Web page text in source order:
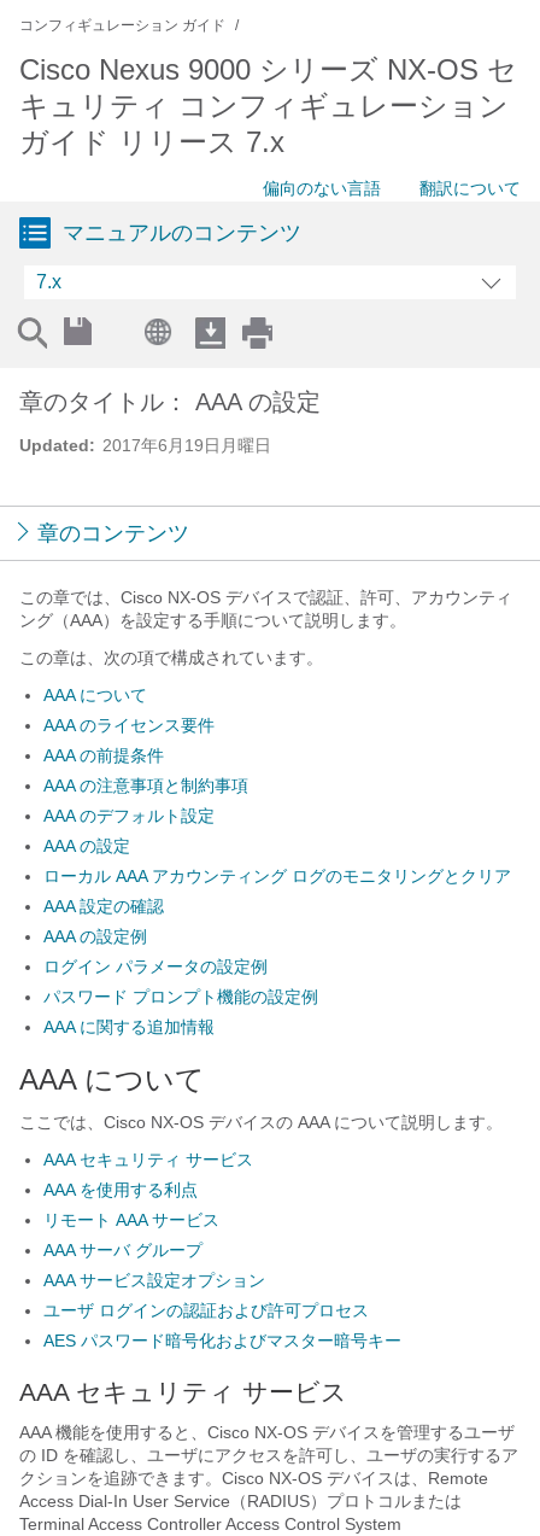
コンフィギュレーション ガイド
Cisco Nexus 9000 シリーズ NX-OS セ
キュリティ コンフィギュレーション
ガイド リリース 7.x
偏向のない言語 翻訳について
マニュアルのコンテンツ
7.x
Updated: 2017年6月19日月曜日
章のタイトル： AAA の設定
章のコンテンツ
この章では、Cisco NX-OS デバイスで認証、許可、アカウンティ
ング（AAA）を設定する手順について説明します。
この章は、次の項で構成されています。
AAA について
AAA のライセンス要件
AAA の前提条件
AAA の注意事項と制約事項
AAA のデフォルト設定
AAA の設定
ローカル AAA アカウンティング ログのモニタリングとクリア
AAA 設定の確認
AAA の設定例
ログイン パラメータの設定例
パスワード プロンプト機能の設定例
AAA に関する追加情報
AAA について
ここでは、 Cisco NX-OS デバイスの AAA について説明します。
AAA セキュリティ サービス
AAA を使用する利点
リモート AAA サービス
AAA サーバ グループ
AAA サービス設定オプション
ユーザ ログインの認証および許可プロセス
AES パスワード暗号化およびマスター暗号キー
AAA セキュリティ サービス
AAA 機能を使用すると、Cisco NX-OS デバイスを管理するユーザ
の ID を確認し、ユーザにアクセスを許可し、ユーザの実行するア
クションを追跡できます。Cisco NX-OS デバイスは、Remote
Access Dial-In User Service（RADIUS）プロトコルまたは
Terminal Access Controller Access Control System